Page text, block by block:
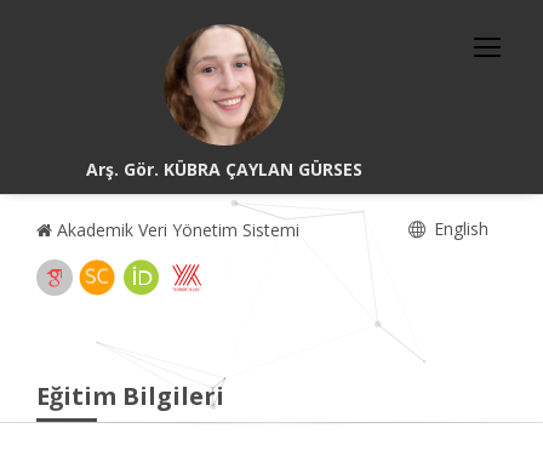
Arş. Gör. KÜBRA ÇAYLAN GÜRSES
Akademik Veri Yönetim Sistemi English
Eğitim Bilgileri